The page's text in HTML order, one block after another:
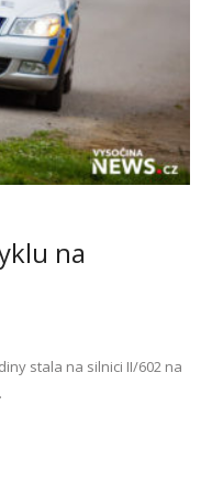
na
stala na silnici II/602 na